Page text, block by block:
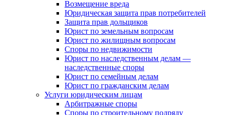
Возмещение вреда
Юридическая защита прав потребителей
Защита прав дольщиков
Юрист по земельным вопросам
Юрист по жилищным вопросам
Споры по недвижимости
Юрист по наследственным делам —
наследственные споры
Юрист по семейным делам
Юрист по гражданским делам
Услуги юридическим лицам
Арбитражные споры
Споры по строительному подряду